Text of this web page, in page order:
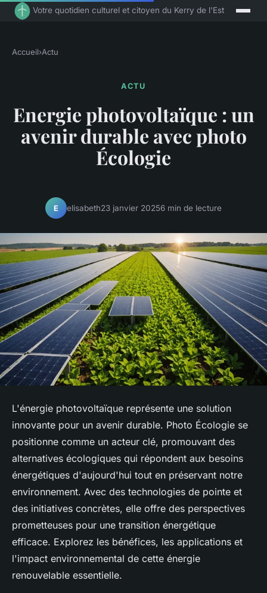
Votre quotidien culturel et citoyen du Kerry de l'Est
Accueil›Actu
ACTU
Energie photovoltaïque : un
avenir durable avec photo
Écologie
E elisabeth23 janvier 20256 min de lecture
L'énergie photovoltaïque représente une solution
innovante pour un avenir durable. Photo Écologie se
positionne comme un acteur clé, promouvant des
alternatives écologiques qui répondent aux besoins
énergétiques d'aujourd'hui tout en préservant notre
environnement. Avec des technologies de pointe et
des initiatives concrètes, elle offre des perspectives
prometteuses pour une transition énergétique
efficace. Explorez les bénéfices, les applications et
l'impact environnemental de cette énergie
renouvelable essentielle.